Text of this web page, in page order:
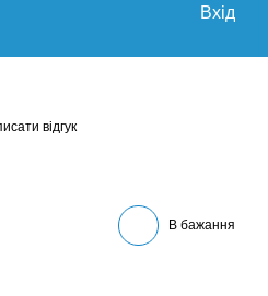
Вхід
відгук
В бажання